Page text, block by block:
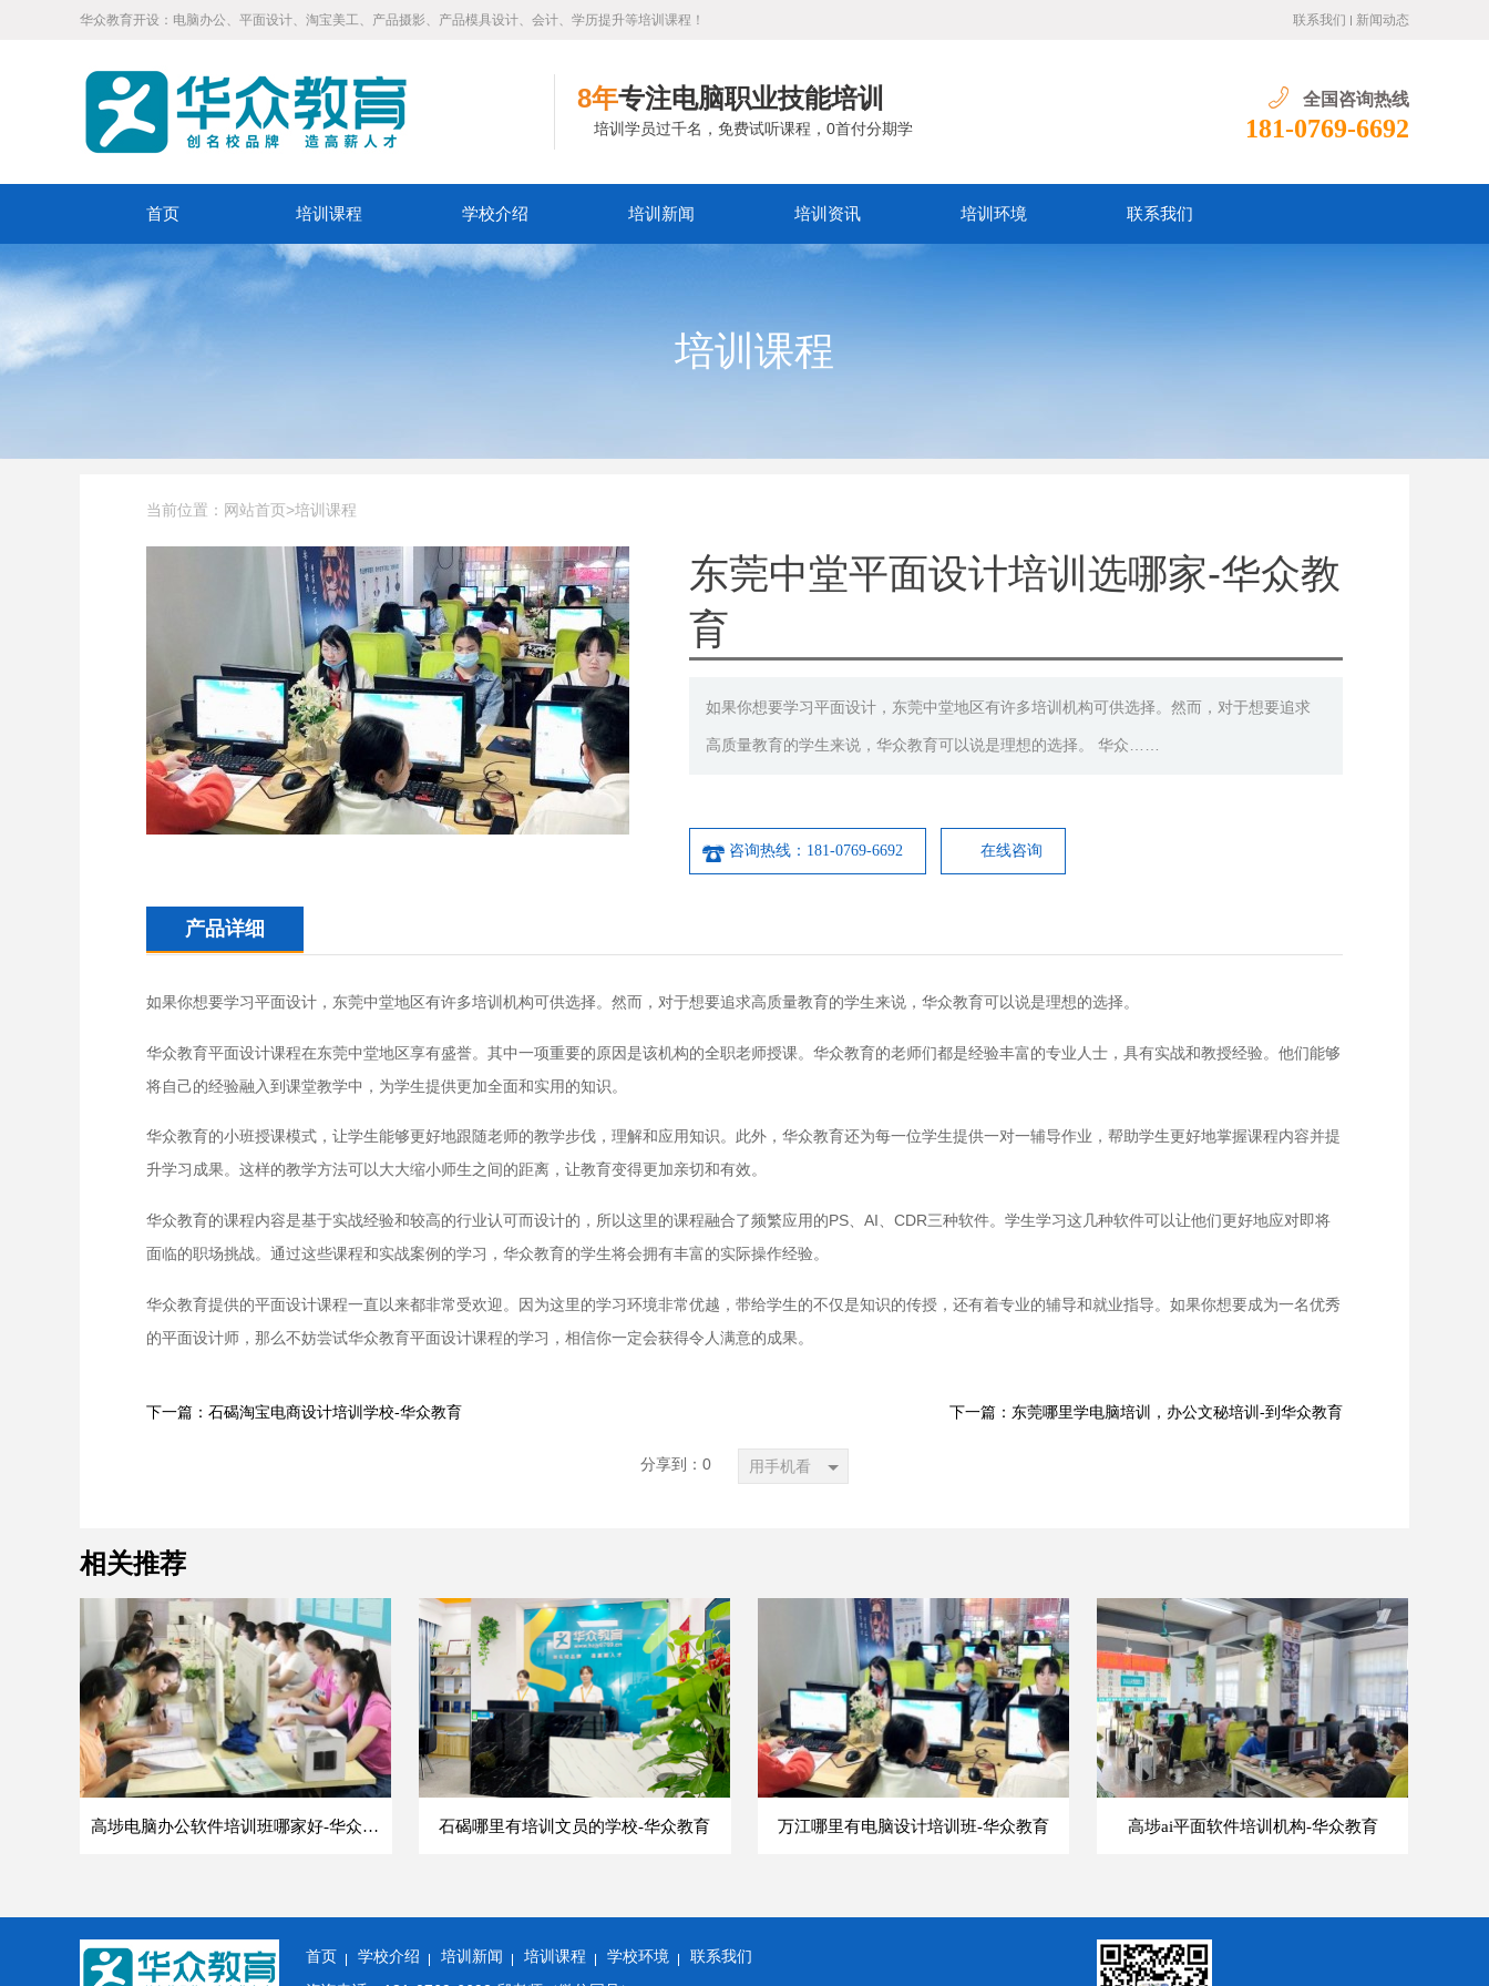
华众教育开设：电脑办公、平面设计、淘宝美工、产品摄影、产品模具设计、会计、学历提升等培训课程！ 联系我们 新闻动态
8年专注电脑职业技能培训
培训学员过千名，免费试听课程，0首付分期学
全国咨询热线
181-0769-6692
首页 培训课程 学校介绍 培训新闻 培训资讯 培训环境 联系我们
培训课程
当前位置： 网站首页 >培训课程
东莞中堂平面设计培训选哪家-华众教
育
如果你想要学习平面设计，东莞中堂地区有许多培训机构可供选择。然而，对于想要追求
高质量教育的学生来说，华众教育可以说是理想的选择。 华众……
咨询热线：181-0769-6692 在线咨询
产品详细
如果你想要学习平面设计，东莞中堂地区有许多培训机构可供选择。然而，对于想要追求高质量教育的学生来说，华众教育可以说是理想的选择。
华众教育平面设计课程在东莞中堂地区享有盛誉。其中一项重要的原因是该机构的全职老师授课。华众教育的老师们都是经验丰富的专业人士，具有实战和教授经验。他们能够
将自己的经验融入到课堂教学中，为学生提供更加全面和实用的知识。
华众教育的小班授课模式，让学生能够更好地跟随老师的教学步伐，理解和应用知识。此外，华众教育还为每一位学生提供一对一辅导作业，帮助学生更好地掌握课程内容并提
升学习成果。这样的教学方法可以大大缩小师生之间的距离，让教育变得更加亲切和有效。
华众教育的课程内容是基于实战经验和较高的行业认可而设计的，所以这里的课程融合了频繁应用的PS、AI、CDR三种软件。学生学习这几种软件可以让他们更好地应对即将
面临的职场挑战。通过这些课程和实战案例的学习，华众教育的学生将会拥有丰富的实际操作经验。
华众教育提供的平面设计课程一直以来都非常受欢迎。因为这里的学习环境非常优越，带给学生的不仅是知识的传授，还有着专业的辅导和就业指导。如果你想要成为一名优秀
的平面设计师，那么不妨尝试华众教育平面设计课程的学习，相信你一定会获得令人满意的成果。
下一篇：石碣淘宝电商设计培训学校-华众教育 下一篇：东莞哪里学电脑培训，办公文秘培训-到华众教育
分享到： 0 用手机看
相关推荐
高埗电脑办公软件培训班哪家好-华众教育 石碣哪里有培训文员的学校-华众教育 万江哪里有电脑设计培训班-华众教育 高埗ai平面软件培训机构-华众教育
首页 学校介绍 培训新闻 培训课程 学校环境 联系我们